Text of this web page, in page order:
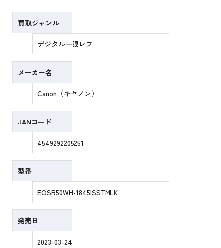
買取ジャンル
デジタル一眼レフ
メーカー名
Canon（キヤノン）
JANコード
4549292205251
型番
EOSR50WH-1845ISSTMLK
発売日
2023-03-24